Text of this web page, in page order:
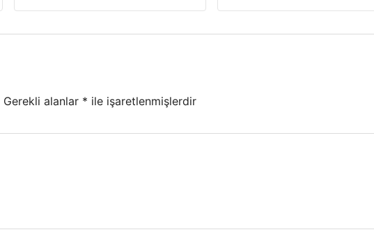
Gerekli alanlar * ile işaretlenmişlerdir